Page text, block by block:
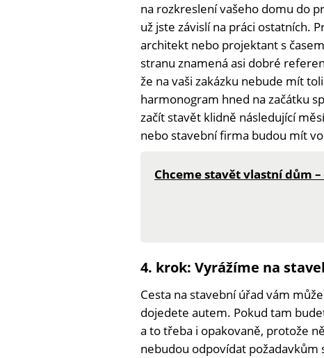
na rozkreslení vašeho domu do
už jste závislí na práci ostatních.
architekt nebo projektant s
stranu znamená asi dobré
že na vaši zakázku nebude mít
harmonogram hned na začátku
začít stavět klidně následující
nebo stavební firma budou mít
Chceme stavět vlastní dům
4. krok: Vyrážíme na
Cesta na stavební úřad vám
dojedete autem. Pokud tam
a to třeba i opakovaně, protože
nebudou odpovídat